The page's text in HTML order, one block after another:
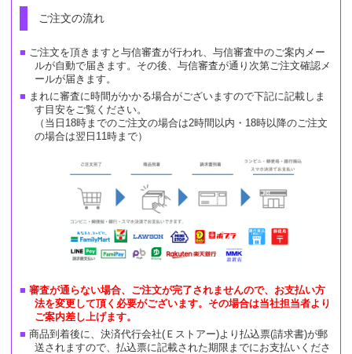
ご注文の流れ
ご注文を頂きますと与信審査が行われ、与信審査中のご案内メー
ルが自動で届きます。その後、与信審査が通り次第ご注文確認メ
ールが届きます。
まれに審査に時間がかかる場合がございますので下記に記載しま
す目安をご覧ください。
（当日18時までのご注文の場合は2時間以内・18時以降のご注文
の場合は翌日11時まで）
審査が通らない場合、ご注文が完了されませんので、お支払い方
法を変更して頂く必要がございます。その場合は当社担当者より
ご案内差し上げます。
商品到着後に、決済代行会社(Ｅストアー)より払込票(請求書)が郵
送されますので、払込票に記載された期限までにお支払いくださ